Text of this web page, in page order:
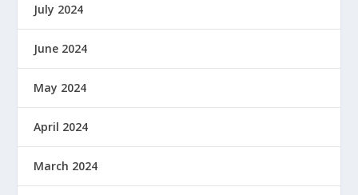
July 2024
June 2024
May 2024
April 2024
March 2024